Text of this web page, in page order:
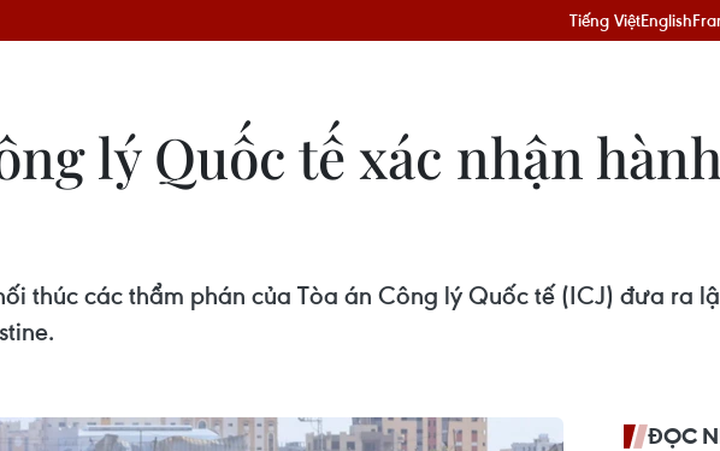
Tiếng ViệtEnglish
lý Quốc tế xác nhận
thúc các thẩm phán của Tòa án Công lý Quốc tế (ICJ) đưa ra
ĐỌC